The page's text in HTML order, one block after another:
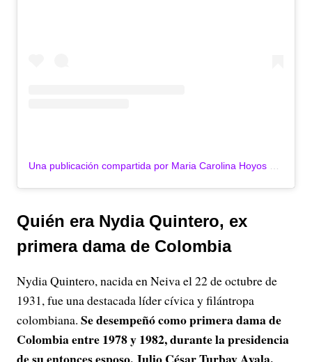
Quién era Nydia Quintero, ex
primera dama de Colombia
Nydia Quintero, nacida en Neiva el 22 de octubre de
1931, fue una destacada líder cívica y filántropa
colombiana. Se desempeñó como primera dama de
Colombia entre 1978 y 1982, durante la presidencia